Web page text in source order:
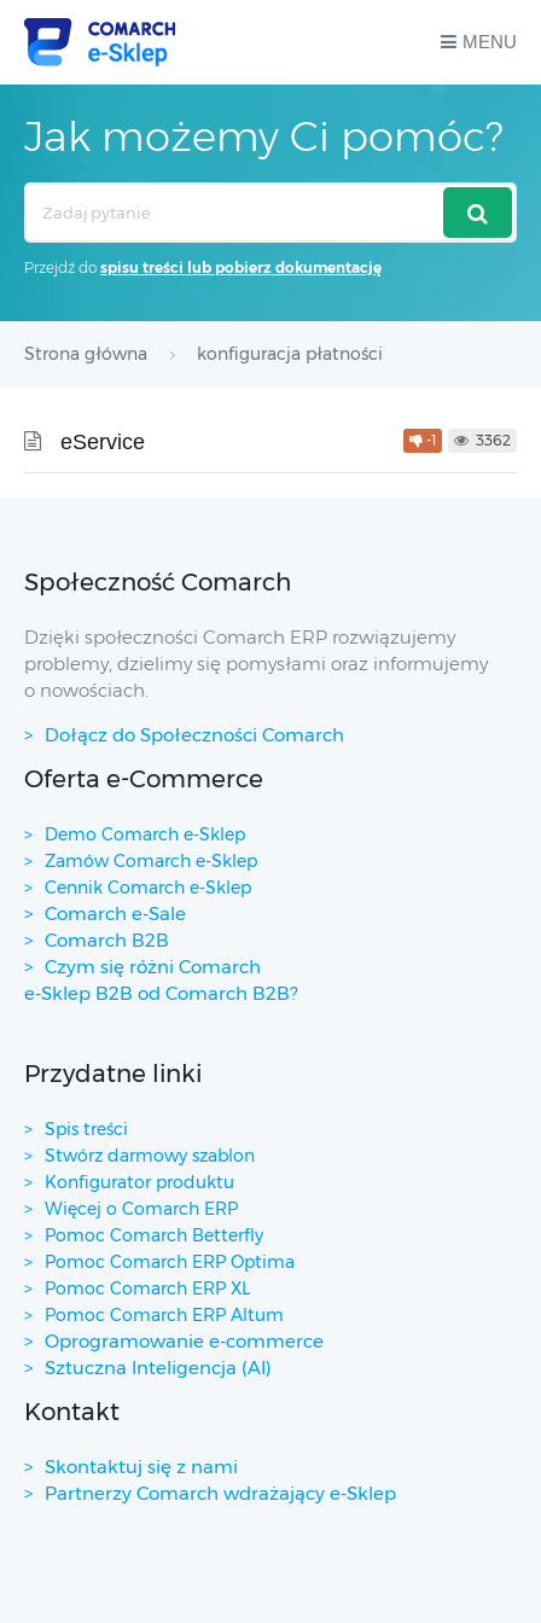
MENU
Jak możemy Ci pomóc?
Przejdź do spisu treści lub pobierz dokumentację
Strona główna konfiguracja płatności
eService -1 3362
Społeczność Comarch
Dzięki społeczności Comarch ERP rozwiązujemy
problemy, dzielimy się pomysłami oraz informujemy
o nowościach.
Dołącz do Społeczności Comarch
Oferta e-Commerce
Demo Comarch e-Sklep
Zamów Comarch e-Sklep
Cennik Comarch e-Sklep
Comarch e-Sale
Comarch B2B
Czym się różni Comarch
e-Sklep B2B od Comarch B2B?
Przydatne linki
Spis treści
Stwórz darmowy szablon
Konfigurator produktu
Więcej o Comarch ERP
Pomoc Comarch Betterfly
Pomoc Comarch ERP Optima
Pomoc Comarch ERP XL
Pomoc Comarch ERP Altum
Oprogramowanie e-commerce
Sztuczna Inteligencja (AI)
Kontakt
Skontaktuj się z nami
Partnerzy Comarch wdrażający e-Sklep